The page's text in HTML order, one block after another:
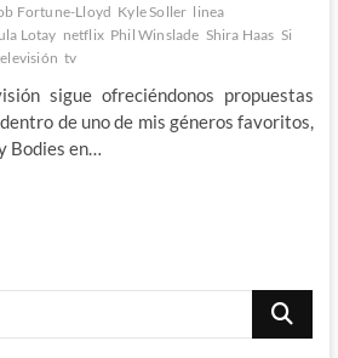
Fortune-Lloyd Kyle Soller linea
Lotay netflix Phil Winslade Shira Haas Si
tv
sigue ofreciéndonos propuestas
de uno de mis géneros favoritos,
Bodies en…
Buscar